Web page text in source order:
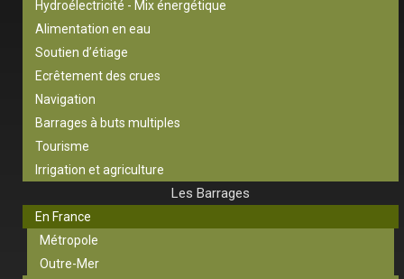
Hydroélectricité - Mix énergétique
Alimentation en eau
Soutien d’étiage
Ecrêtement des crues
Navigation
Barrages à buts multiples
Tourisme
Irrigation et agriculture
Les Barrages
En France
Métropole
Outre-Mer